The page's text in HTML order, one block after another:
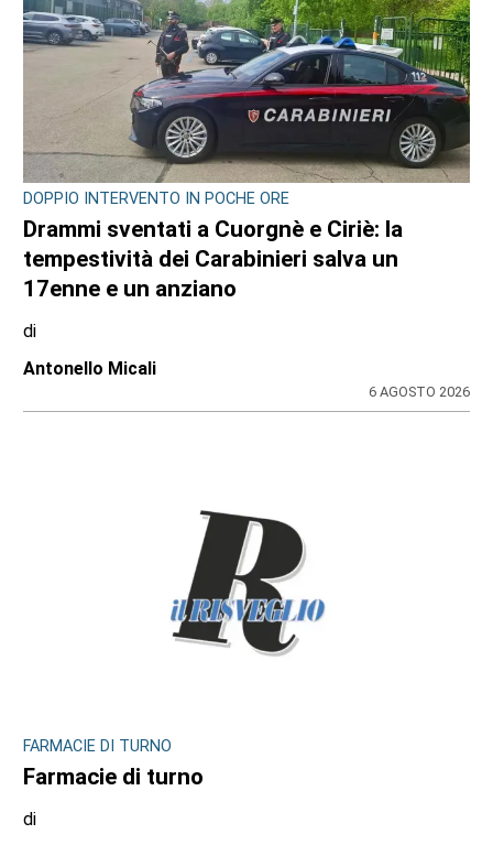
DOPPIO INTERVENTO IN POCHE ORE
Drammi sventati a Cuorgnè e Ciriè: la
tempestività dei Carabinieri salva un
17enne e un anziano
di
Antonello Micali
6 AGOSTO 2026
FARMACIE DI TURNO
Farmacie di turno
di